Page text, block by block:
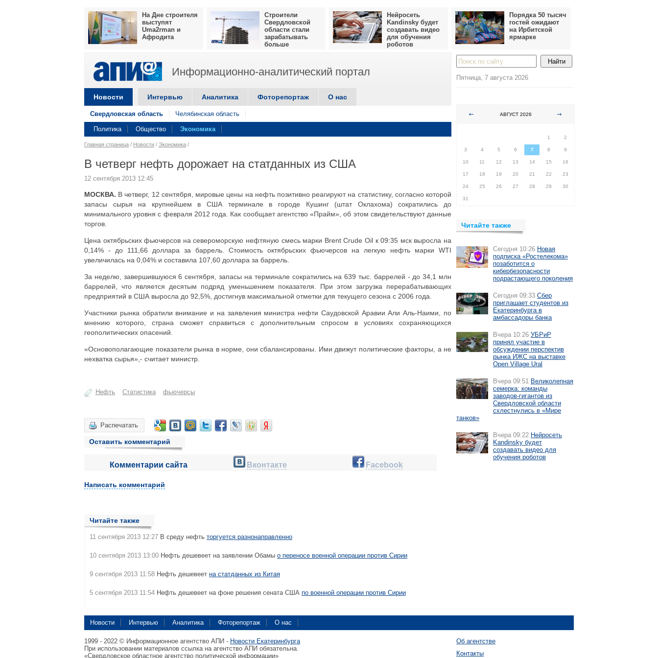
На Дне строителя
выступят
Uma2rman и
Афродита
Строители
Свердловской
области стали
зарабатывать
больше
Нейросеть
Kandinsky будет
создавать видео
для обучения
роботов
Порядка 50 тысяч
гостей ожидают
на Ирбитской
ярмарке
Информационно-аналитический портал
Новости Интервью Аналитика Фоторепортаж О нас
Свердловская область Челябинская область
Политика Общество Экономика
Главная страница / Новости / Экономика /
В четверг нефть дорожает на статданных из США
12 сентября 2013 12:45
МОСКВА. В четверг, 12 сентября, мировые цены на нефть позитивно реагируют на статистику, согласно которой
запасы сырья на крупнейшем в США терминале в городе Кушинг (штат Оклахома) сократились до
минимального уровня с февраля 2012 года. Как сообщает агентство «Прайм», об этом свидетельствуют данные
торгов.
Цена октябрьских фьючерсов на североморскую нефтяную смесь марки Brent Crude Oil к 09:35 мск выросла на
0,14% - до 111,66 доллара за баррель. Стоимость октябрьских фьючерсов на легкую нефть марки WTI
увеличилась на 0,04% и составила 107,60 доллара за баррель.
За неделю, завершившуюся 6 сентября, запасы на терминале сократились на 639 тыс. баррелей - до 34,1 млн
баррелей, что является десятым подряд уменьшением показателя. При этом загрузка перерабатывающих
предприятий в США выросла до 92,5%, достигнув максимальной отметки для текущего сезона с 2006 года.
Участники рынка обратили внимание и на заявления министра нефти Саудовской Аравии Али Аль-Наими, по
мнению которого, страна сможет справиться с дополнительным спросом в условиях сохраняющихся
геополитических опасений.
«Основополагающие показатели рынка в норме, они сбалансированы. Ими движут политические факторы, а не
нехватка сырья»,- считает министр.
Нефть Статистика фьючерсы
Распечатать
Оставить комментарий
Комментарии сайта Вконтакте Facebook
Написать комментарий
Читайте также
11 сентября 2013 12:27 В среду нефть торгуется разнонаправленно
10 сентября 2013 13:00 Нефть дешевеет на заявлении Обамы о переносе военной операции против Сирии
9 сентября 2013 11:58 Нефть дешевеет на статданных из Китая
5 сентября 2013 11:54 Нефть дешевеет на фоне решения сената США по военной операции против Сирии
Пятница, 7 августа 2026
АВГУСТ 2026
1
2
3 4 5 6 7 8 9
10 11 12 13 14 15 16
17 18 19 20 21 22 23
24 25 26 27 28 29 30
31
Читайте также
Сегодня 10:26 Новая
подписка «Ростелекома»
позаботится о
кибербезопасности
подрастающего поколения
Сегодня 09:33 Сбер
приглашает студентов из
Екатеринбурга в
амбассадоры банка
Вчера 10:26 УБРиР
принял участие в
обсуждении перспектив
рынка ИЖС на выставке
Open Village Ural
Вчера 09:51 Великолепная
семерка: команды
заводов-гигантов из
Свердловской области
схлестнулись в «Мире
танков»
Вчера 09:22 Нейросеть
Kandinsky будет
создавать видео для
обучения роботов
Новости Интервью Аналитика Фоторепортаж О нас
1999 - 2022 © Информационное агентство АПИ - Новости Екатеринбурга
При использовании материалов ссылка на агентство АПИ обязательна.
«Свердловское областное агентство политической информации»
Об агентстве
Контакты